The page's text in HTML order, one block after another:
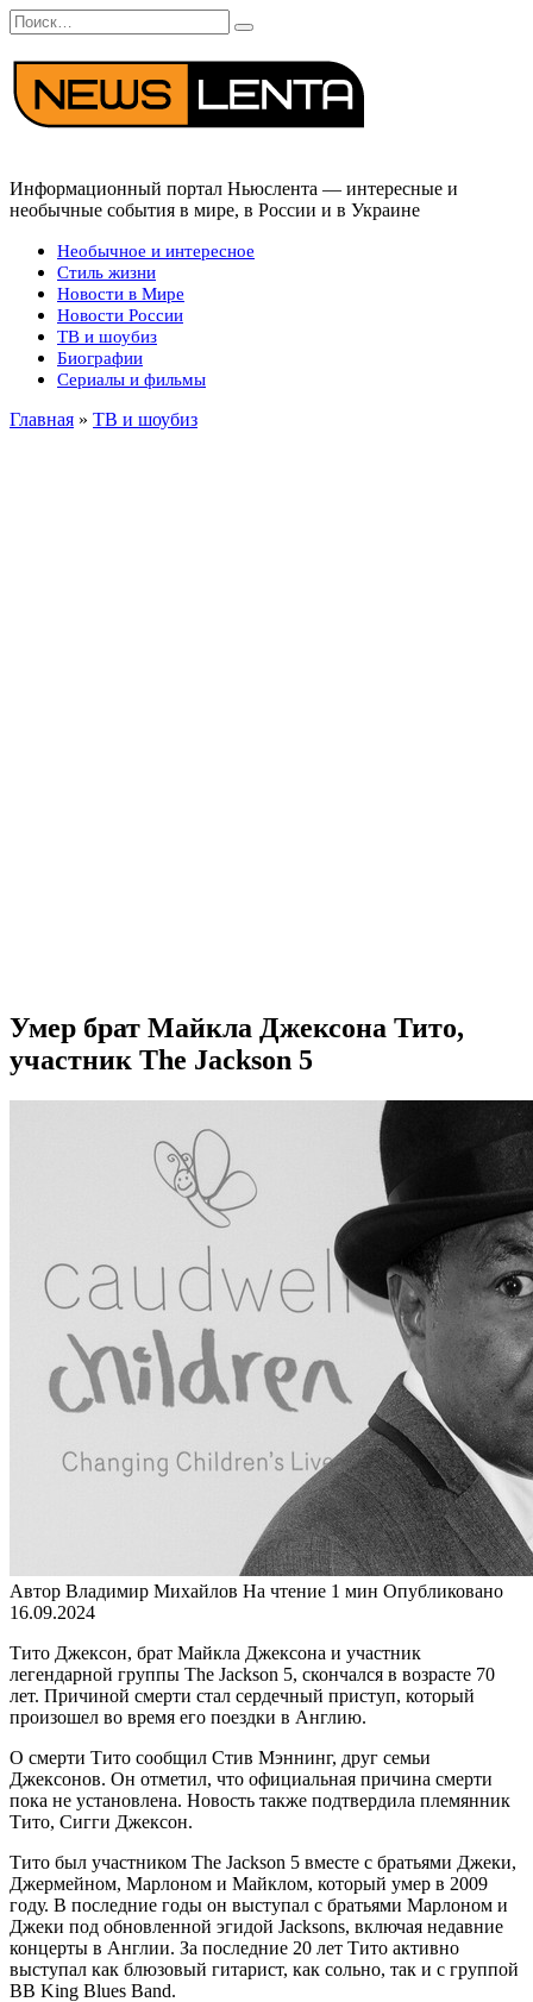
Перейти
к
содержанию
Search
for:
Информационный портал Ньюслента — интересные и
необычные события в мире, в России и в Украине
Необычное и интересное
Стиль жизни
Новости в Мире
Новости России
ТВ и шоубиз
Биографии
Сериалы и фильмы
Главная » ТВ и шоубиз
Умер брат Майкла Джексона Тито,
участник The Jackson 5
Автор Владимир Михайлов На чтение 1 мин Опубликовано
16.09.2024
Тито Джексон, брат Майкла Джексона и участник
легендарной группы The Jackson 5, скончался в возрасте 70
лет. Причиной смерти стал сердечный приступ, который
произошел во время его поездки в Англию.
О смерти Тито сообщил Стив Мэннинг, друг семьи
Джексонов. Он отметил, что официальная причина смерти
пока не установлена. Новость также подтвердила племянник
Тито, Сигги Джексон.
Тито был участником The Jackson 5 вместе с братьями Джеки,
Джермейном, Марлоном и Майклом, который умер в 2009
году. В последние годы он выступал с братьями Марлоном и
Джеки под обновленной эгидой Jacksons, включая недавние
концерты в Англии. За последние 20 лет Тито активно
выступал как блюзовый гитарист, как сольно, так и с группой
BB King Blues Band.